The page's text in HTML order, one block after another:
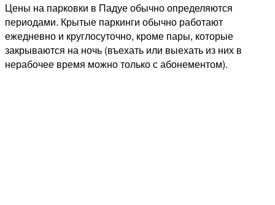
Цены на парковки в Падуе обычно определяются
периодами. Крытые паркинги обычно работают
ежедневно и круглосуточно, кроме пары, которые
закрываются на ночь (въехать или выехать из них в
нерабочее время можно только с абонементом).